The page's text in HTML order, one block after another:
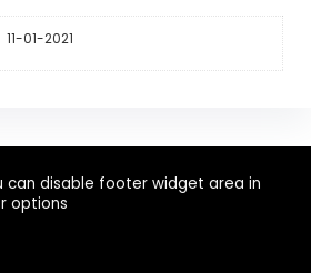
11-01-2021
can disable footer widget area in
options